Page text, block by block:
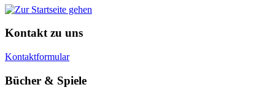
Kontakt zu uns
Kontaktformular
Bücher & Spiele